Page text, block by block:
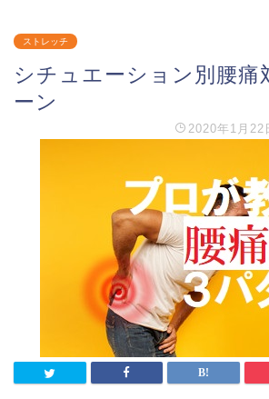
ストレッチ
シチュエーション別腰痛
ーン
2020年1月22